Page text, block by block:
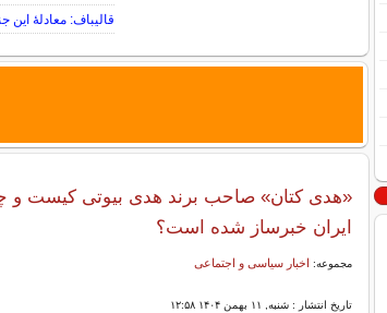
قالیباف: معادلهٔ
«هدی کتان» صاحب برند هدی بیوتی کیست و
ایران خبرساز شده است؟
مجموعه: اخبار سیاسی و اجتماعی
تاریخ انتشار : شنبه, ۱۱ بهمن ۱۴۰۴ ۱۲:۵۸